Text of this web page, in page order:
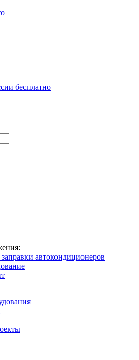
бесплатно
автокондиционеров